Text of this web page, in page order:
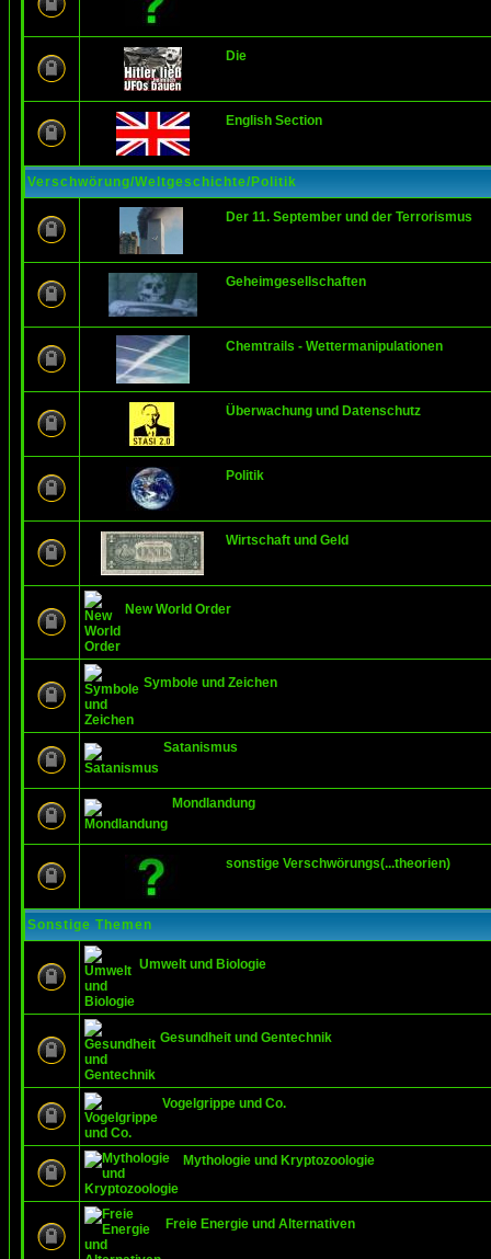
Die
English Section
Verschwörung/Weltgeschichte/Politik
Der 11. September und der Terrorismus
Geheimgesellschaften
Chemtrails - Wettermanipulationen
Überwachung und Datenschutz
Politik
Wirtschaft und Geld
New World Order
Symbole und Zeichen
Satanismus
Mondlandung
sonstige Verschwörungs(...theorien)
Sonstige Themen
Umwelt und Biologie
Gesundheit und Gentechnik
Vogelgrippe und Co.
Mythologie und Kryptozoologie
Freie Energie und Alternativen